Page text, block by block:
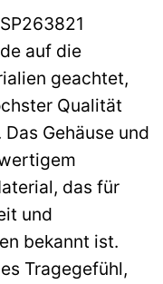
auf die
geachtet,
Qualität
Gehäuse und
das für
und
bekannt ist.
Tragegefühl,